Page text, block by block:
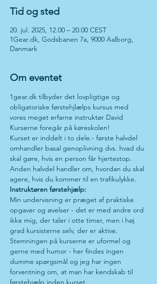
Tid og sted
20. jul. 2025, 12.00 – 20.00 CEST
1Gear.dk, Godsbanen 7a, 9000 Aalborg,
Danmark
Om eventet
1gear.dk tilbyder det lovpligtige og
obligatoriske førstehjlælps kursus med
vores meget erfarne instruktør David
Kurserne foregår på køreskolen!
Kurset er inddelt i to dele.- første halvdel
omhandler basal genoplivning dvs. hvad du
skal gøre, hvis en person får hjertestop.
Anden halvdel handler om, hvordan du skal
agere, hvis du kommer til en trafikulykke.
Instruktøren førstehjælp:
Min undervisning er præget af praktiske
opgaver og øvelser - det er med andre ord
ikke mig, der taler i otte timer, men i høj
grad kursisterne selv, der er aktive.
Stemningen på kurserne er uformel og
gerne med humor - her findes ingen
dumme spørgsmål og jeg har ingen
forventning om, at man har kendskab til
førstehjælp inden kurset.